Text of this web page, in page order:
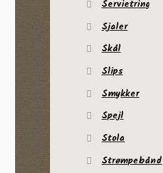
Servietring
Sjaler
Skål
Slips
Smykker
Spejl
Stola
Strømpebånd